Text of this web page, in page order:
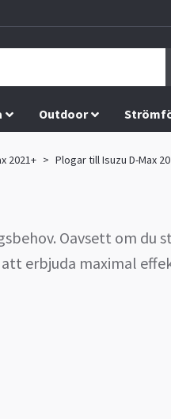
Outdoor
2021+ Plogar till Isuzu D-Max
Oavsett om
erbjuda maximal